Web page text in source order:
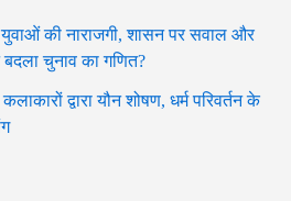
युवाओं की नाराजगी, शासन पर सवाल और
बदला चुनाव का गणित?
द्वारा यौन शोषण, धर्म परिवर्तन के